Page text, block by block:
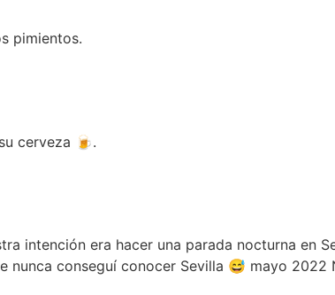
pimientos.
cerveza 🍺​.
intención era hacer una parada nocturna en
nunca conseguí conocer Sevilla 😅 mayo 2022